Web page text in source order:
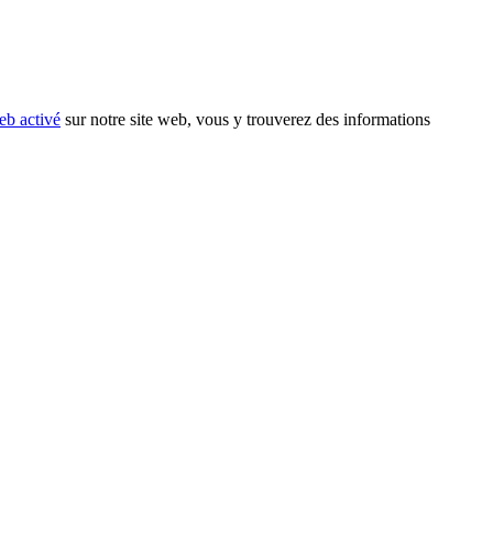
activé sur notre site web, vous y trouverez des informations